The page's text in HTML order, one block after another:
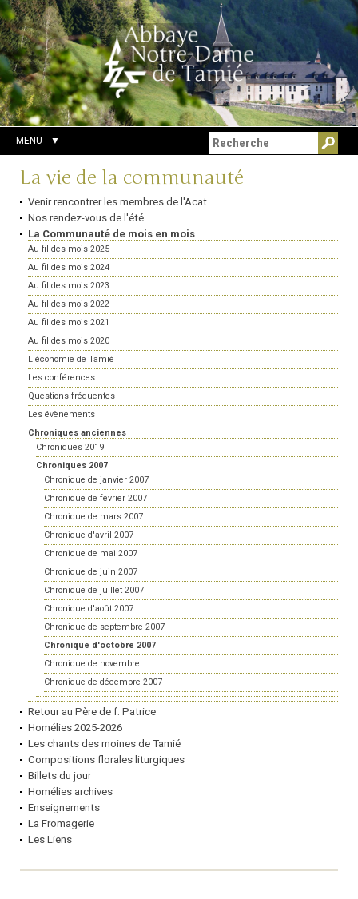
Aller
au
contenu.
|
Aller
à
la
navigation
Outils
personnels
Chercher par
Recherche
avancée…
MENU
Navigation
La vie de la communauté
Venir rencontrer les membres de l'Acat
Nos rendez-vous de l'été
La Communauté de mois en mois
Au fil des mois 2025
Au fil des mois 2024
Au fil des mois 2023
Au fil des mois 2022
Au fil des mois 2021
Au fil des mois 2020
L'économie de Tamié
Les conférences
Questions fréquentes
Les évènements
Chroniques anciennes
Chroniques 2019
Chroniques 2007
Chronique de janvier 2007
Chronique de février 2007
Chronique de mars 2007
Chronique d'avril 2007
Chronique de mai 2007
Chronique de juin 2007
Chronique de juillet 2007
Chronique d'août 2007
Chronique de septembre 2007
Chronique d'octobre 2007
Chronique de novembre
Chronique de décembre 2007
Retour au Père de f. Patrice
Homélies 2025-2026
Les chants des moines de Tamié
Compositions florales liturgiques
Billets du jour
Homélies archives
Enseignements
La Fromagerie
Les Liens